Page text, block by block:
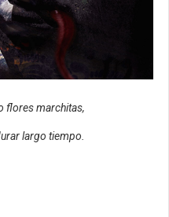
flores marchitas,
largo tiempo.